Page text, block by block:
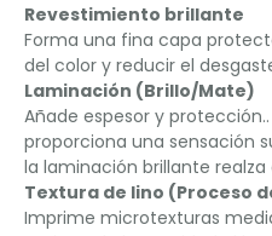
Revestimiento brillante
Forma una fina capa
del color y reducir el
Laminación (Brillo/Mate)
Añade espesor y
proporciona una sensación
la laminación brillante realza
Textura de lino (Proceso
Imprime microtexturas